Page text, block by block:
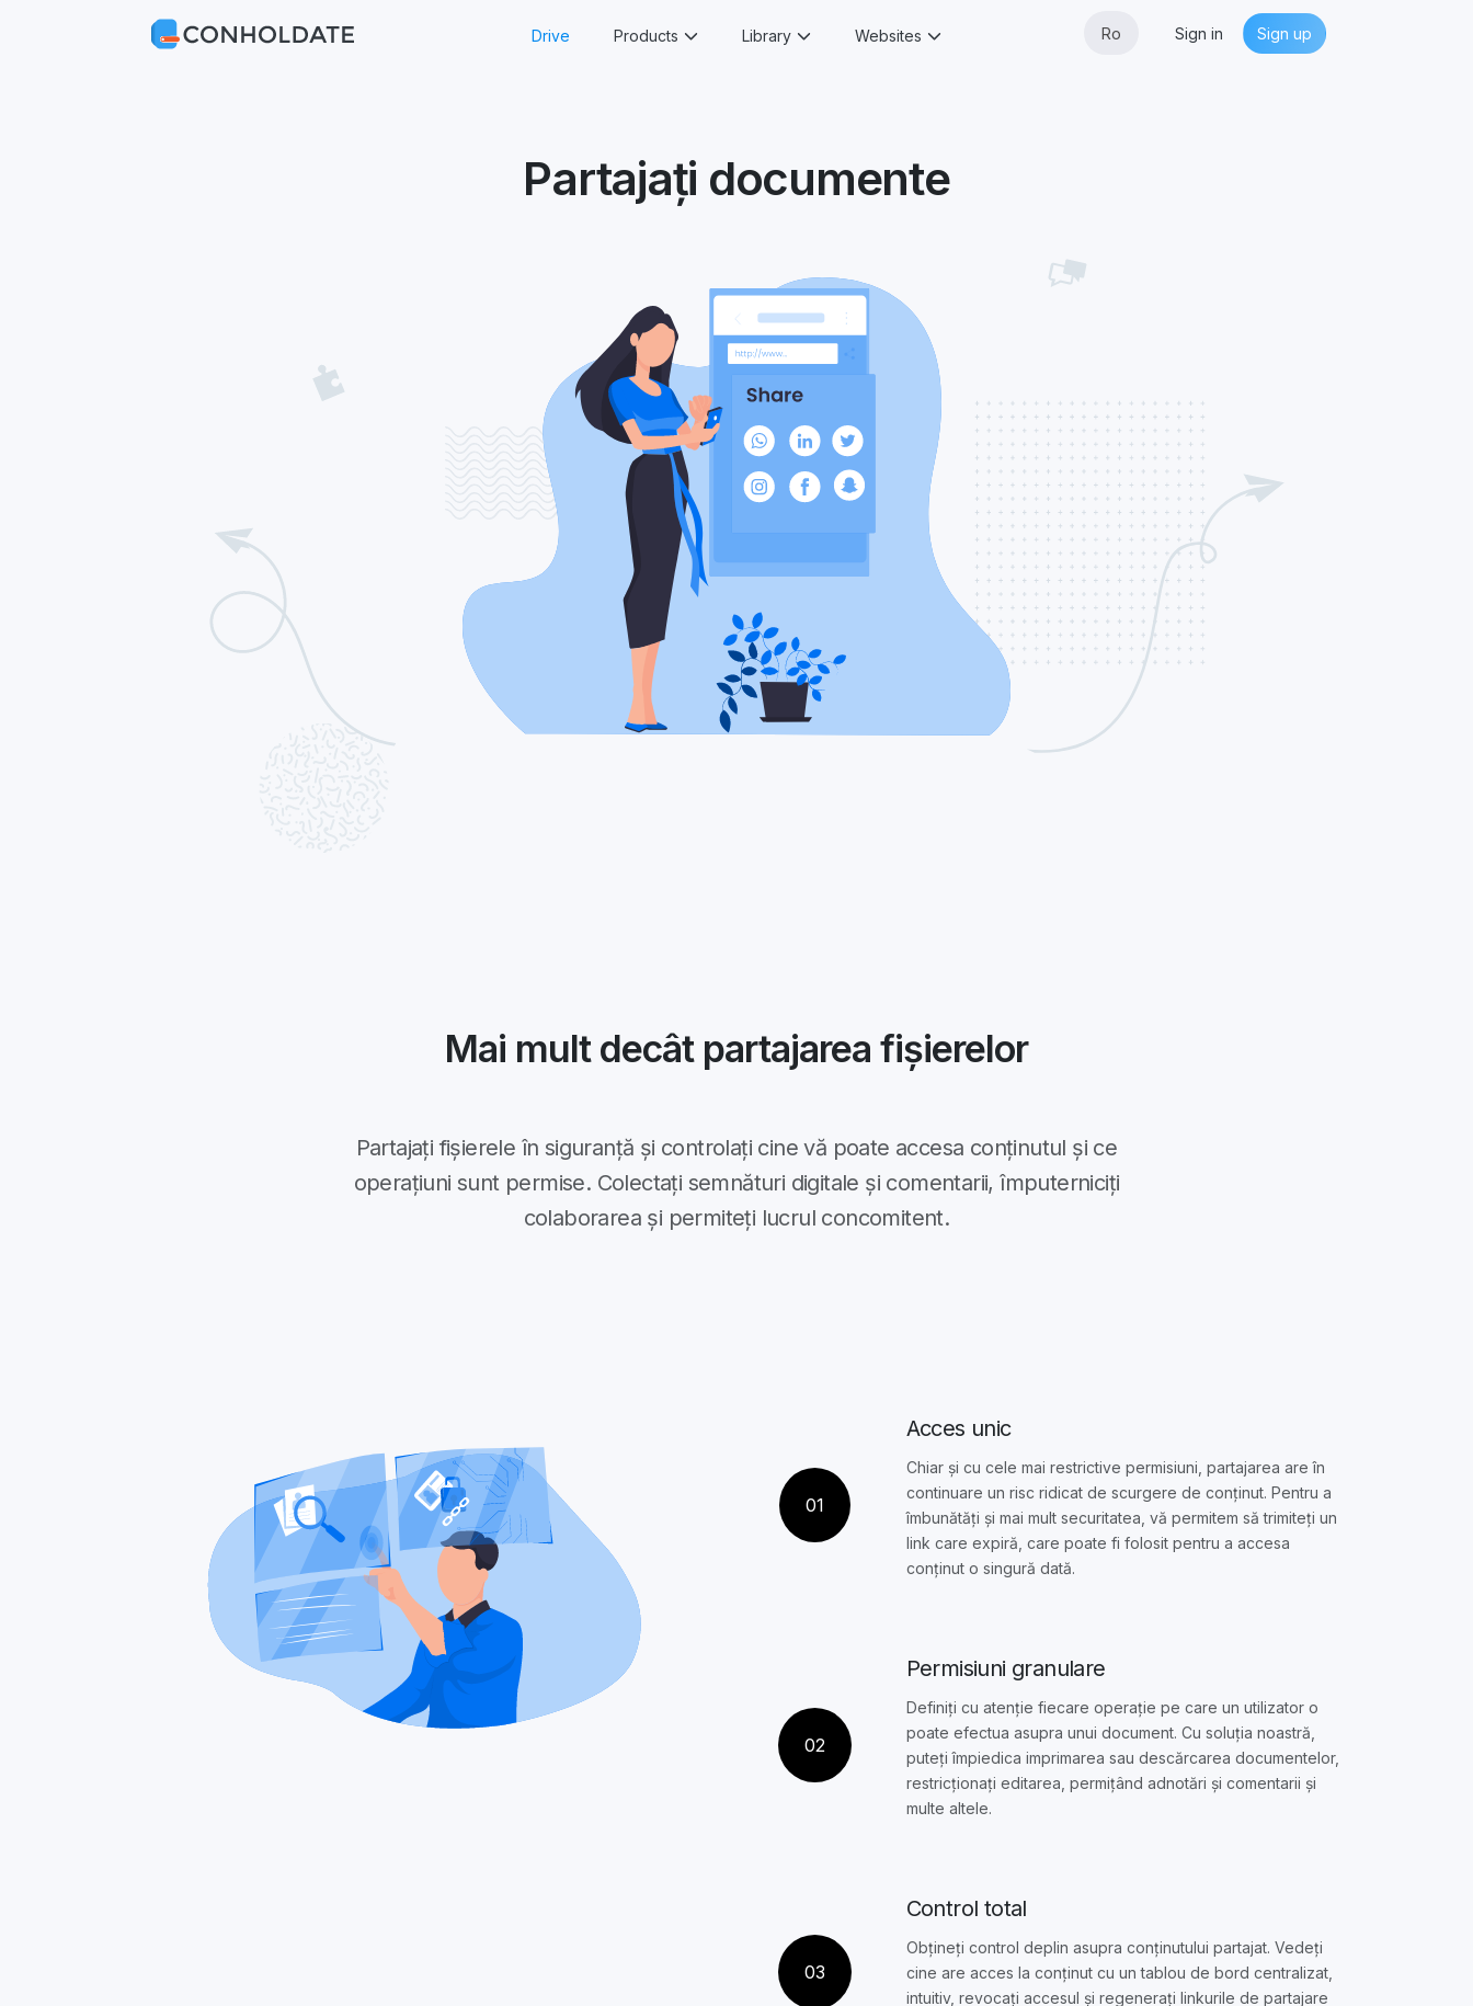
Drive Products Library Websites Ro Sign in Sign up
Partajați documente
Mai mult decât partajarea fișierelor
Partajați fișierele în siguranță și controlați cine vă poate accesa conținutul și ce
operațiuni sunt permise. Colectați semnături digitale și comentarii, împuterniciți
colaborarea și permiteți lucrul concomitent.
01
Acces unic
Chiar și cu cele mai restrictive permisiuni, partajarea are în
continuare un risc ridicat de scurgere de conținut. Pentru a
îmbunătăți și mai mult securitatea, vă permitem să trimiteți un
link care expiră, care poate fi folosit pentru a accesa
conținut o singură dată.
02
Permisiuni granulare
Definiți cu atenție fiecare operație pe care un utilizator o
poate efectua asupra unui document. Cu soluția noastră,
puteți împiedica imprimarea sau descărcarea documentelor,
restricționați editarea, permițând adnotări și comentarii și
multe altele.
03
Control total
Obțineți control deplin asupra conținutului partajat. Vedeți
cine are acces la conținut cu un tablou de bord centralizat,
intuitiv, revocați accesul și regenerați linkurile de partajare